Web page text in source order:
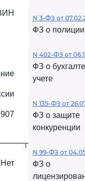
N 3-ФЗ от
ФЗ о полиции
N 402-ФЗ от
ФЗ о
учете
N 135-ФЗ от
ФЗ о защите
конкуренции
N 99-ФЗ от
ФЗ о